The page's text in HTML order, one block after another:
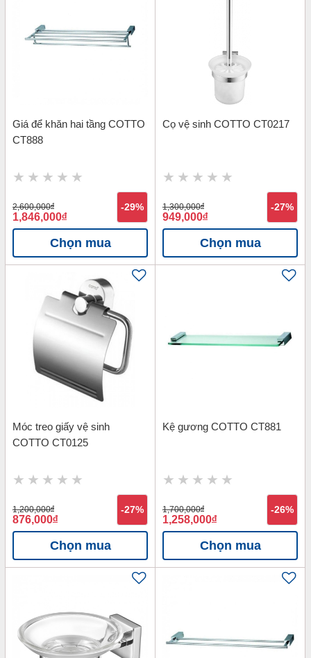
Giá để khăn hai tầng COTTO
CT888
2,600,000đ
1,846,000đ
-29%
Chọn mua
Cọ vệ sinh COTTO CT0217
1,300,000đ
949,000đ
-27%
Chọn mua
Móc treo giấy vệ sinh
COTTO CT0125
1,200,000đ
876,000đ
-27%
Chọn mua
Kệ gương COTTO CT881
1,700,000đ
1,258,000đ
-26%
Chọn mua